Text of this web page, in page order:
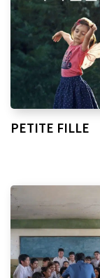
PETITE FILLE